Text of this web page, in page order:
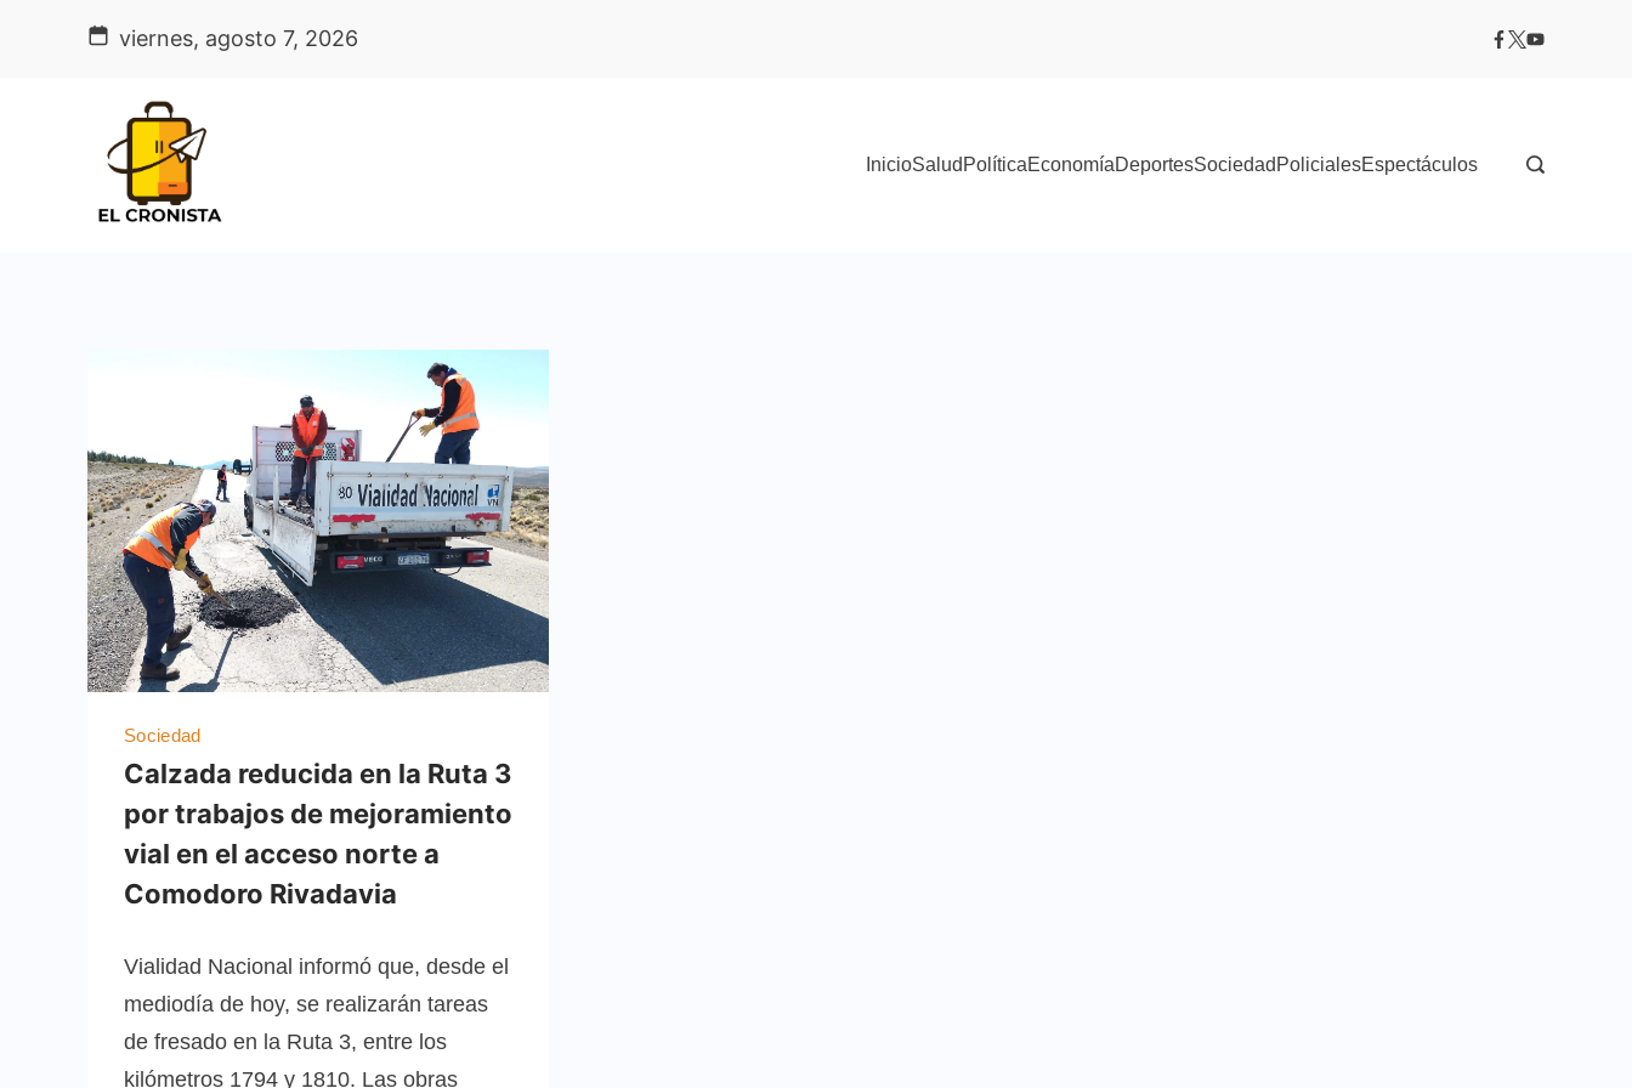
viernes, agosto 7, 2026
InicioSalud PolíticaEconomíaDeportesSociedad PolicialesEspectáculos
Sociedad
Calzada reducida en la Ruta 3
por trabajos de mejoramiento
vial en el acceso norte a
Comodoro Rivadavia
Vialidad Nacional informó que, desde el
mediodía de hoy, se realizarán tareas
de fresado en la Ruta 3, entre los
kilómetros 1794 y 1810. Las obras